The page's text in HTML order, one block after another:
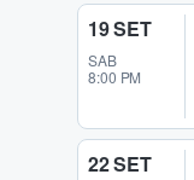
19 SET
SAB
8:00 PM
22 SET